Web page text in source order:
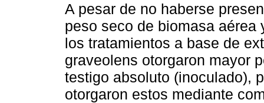
A pesar de no haberse
peso seco de biomasa
los tratamientos a base de
graveolens otorgaron mayor
testigo absoluto (inoculado),
otorgaron estos mediante